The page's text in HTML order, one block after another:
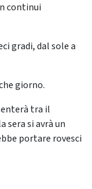
continui
gradi, dal sole a
giorno.
tra il
sera si avrà un
portare rovesci